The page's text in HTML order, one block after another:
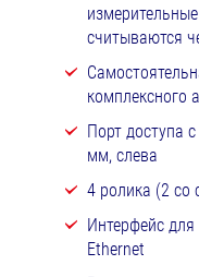
считываются
комплексного
Порт доступа
мм, слева
4 ролика (2 со
Интерфейс
Ethernet